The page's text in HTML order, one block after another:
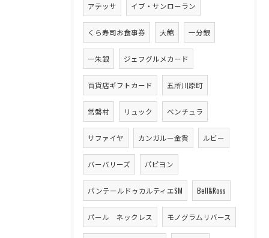
アテッサ イブ・サンローラン
くら寿司お食事券 大館 一分銀
一朱銀 ジェフグルメカード
百貨店ギフトカード 五所川原町
常磐村 リュック ベンチュラ
サファイヤ カンガルー金貨 ルビー
バーバリーズ パピヨン
パンテールドゥカルティエSM Bell&Ross
パール ネックレス モノグラムリバース